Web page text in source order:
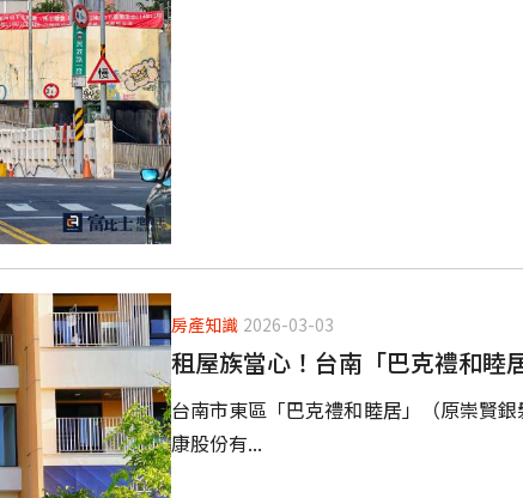
房產知識 2026-03-03
租屋族當心！台南「巴克禮和睦
台南市東區「巴克禮和睦居」（原崇賢
康股份有...